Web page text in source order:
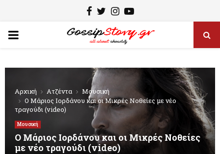
F
c
b
o
o
k
w
i
t
r
I
s
a
r
Y
u
e
P
M
A
Αρχική Ατζέντα
Μουσική
O Μάριος Ιορδάνου και οι Μικρές Νοθείες με νέο
τραγούδι (video)
Μουσική
O Μάριος Ιορδάνου και οι Μικρές Νοθείες
με νέο τραγούδι (video)